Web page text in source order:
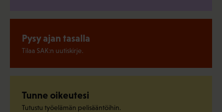
Pysy ajan tasalla
Tilaa SAK:n uutiskirje.
Tunne oikeutesi
Tutustu työelämän pelisääntöihin.